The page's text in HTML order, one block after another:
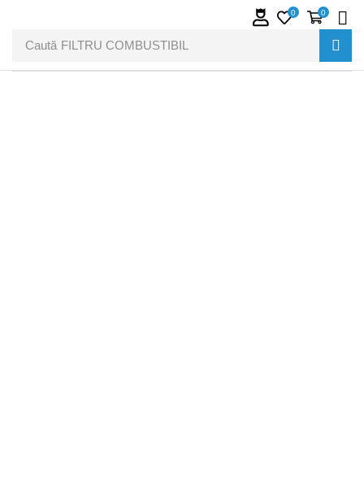
Caută FILTRU COMBUSTIBIL
0 0